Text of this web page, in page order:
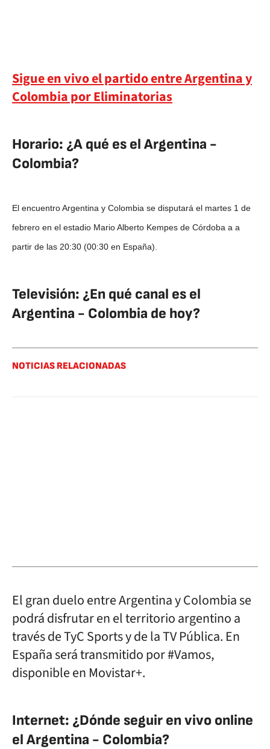
Sigue en vivo el partido entre Argentina y
Colombia por Eliminatorias
Horario: ¿A qué es el Argentina -
Colombia?
El encuentro Argentina y Colombia se disputará el martes 1 de
febrero en el estadio Mario Alberto Kempes de Córdoba a a
partir de las 20:30 (00:30 en España).
Televisión: ¿En qué canal es el
Argentina - Colombia de hoy?
NOTICIAS RELACIONADAS
El gran duelo entre Argentina y Colombia se
podrá disfrutar en el territorio argentino a
través de TyC Sports y de la TV Pública. En
España será transmitido por #Vamos,
disponible en Movistar+.
Internet: ¿Dónde seguir en vivo online
el Argentina - Colombia?